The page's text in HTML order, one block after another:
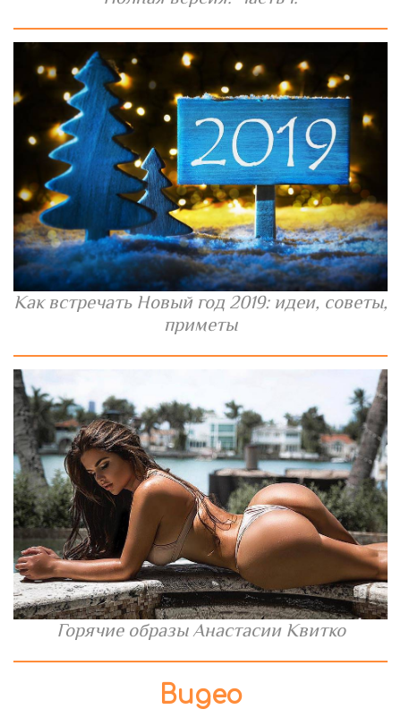
Как встречать Новый год 2019: идеи, советы,
приметы
Горячие образы Анастасии Квитко
Видео